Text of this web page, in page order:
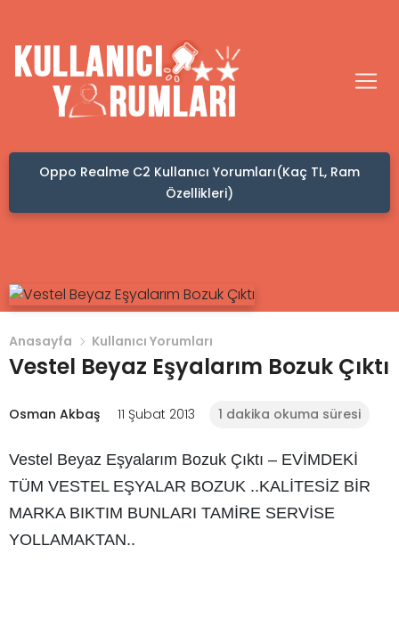
Oppo Realme C2 Kullanıcı Yorumları(Kaç TL, Ram
Özellikleri)
Anasayfa Kullanıcı Yorumları
Vestel Beyaz Eşyalarım Bozuk Çıktı
Osman Akbaş 11 Şubat 2013 1 dakika okuma süresi
Vestel Beyaz Eşyalarım Bozuk Çıktı – EVİMDEKİ
TÜM VESTEL EŞYALAR BOZUK ..KALİTESİZ BİR
MARKA BIKTIM BUNLARI TAMİRE SERVİSE
YOLLAMAKTAN..